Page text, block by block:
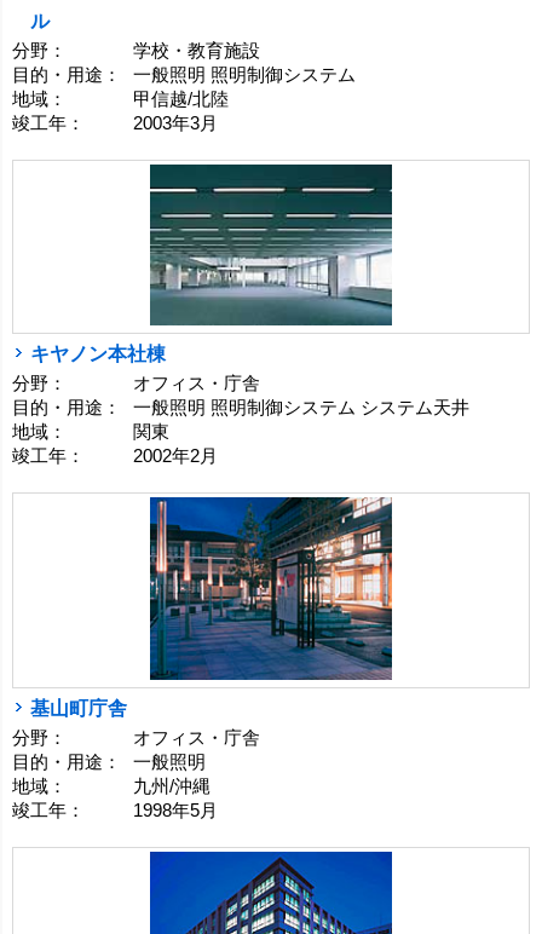
ル
分野：
学校・教育施設
目的・用途：
一般照明 照明制御システム
地域：
甲信越/北陸
竣工年：
2003年3月
キヤノン本社棟
分野：
オフィス・庁舎
目的・用途：
一般照明 照明制御システム システム天井
地域：
関東
竣工年：
2002年2月
基山町庁舎
分野：
オフィス・庁舎
目的・用途：
一般照明
地域：
九州/沖縄
竣工年：
1998年5月